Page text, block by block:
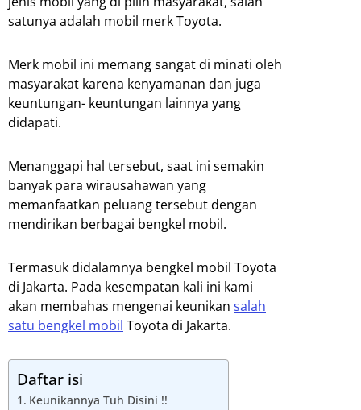
satunya adalah mobil merk Toyota.
Merk mobil ini memang sangat di minati oleh
masyarakat karena kenyamanan dan juga
keuntungan- keuntungan lainnya yang
didapati.
Menanggapi hal tersebut, saat ini semakin
banyak para wirausahawan yang
memanfaatkan peluang tersebut dengan
mendirikan berbagai bengkel mobil.
Termasuk didalamnya bengkel mobil Toyota
di Jakarta. Pada kesempatan kali ini kami
akan membahas mengenai keunikan salah
satu bengkel mobil Toyota di Jakarta.
Daftar isi
Keunikannya Tuh Disini !!